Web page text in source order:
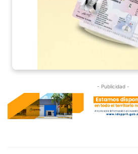
- Publicidad -